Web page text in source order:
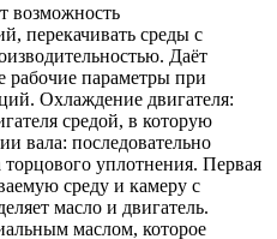
возможность
перекачивать среды с
Даёт
рабочие параметры при
Охлаждение двигателя:
средой, в которую
вала: последовательно
уплотнения. Первая
среду и камеру с
масло и двигатель.
маслом, которое